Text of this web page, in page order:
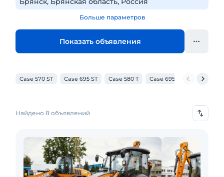
Больше параметров
Показать объявления
Case 570 ST Case 695 ST Case 580 T Case 695 SV Case 570
Найдено 8 объявлений